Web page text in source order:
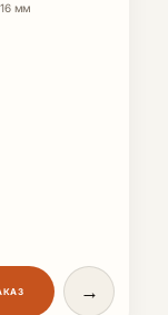
078 ₽.
мм
цена
цена: 7
→